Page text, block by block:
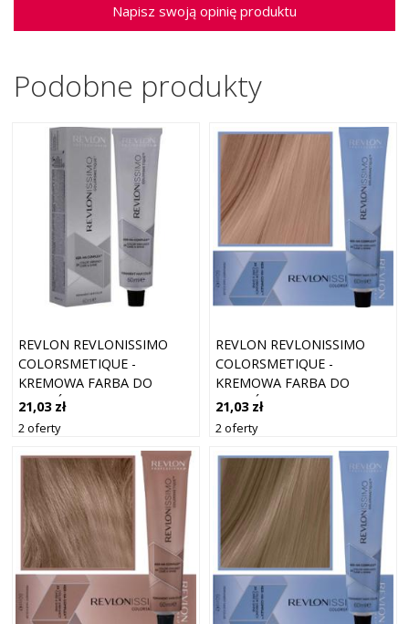
Napisz swoją opinię produktu
Podobne produkty
REVLON REVLONISSIMO
COLORSMETIQUE -
KREMOWA FARBA DO
WŁOSÓW, 60ML 6,12 |
CIEMNY POPIELATY
OPALIZUJĄCY BLOND
21,03 zł
2 oferty
REVLON REVLONISSIMO
COLORSMETIQUE -
KREMOWA FARBA DO
WŁOSÓW, 60ML 7,2 |
ŚREDNI OPALIZUJĄCY
BLOND
21,03 zł
2 oferty